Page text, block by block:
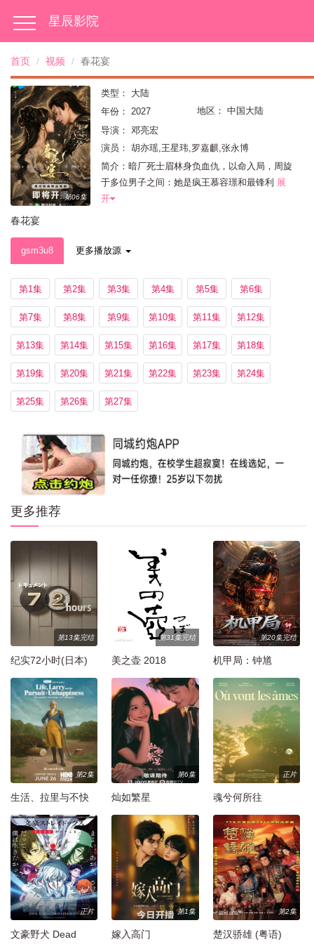
星辰影院
首页 视频 春花宴
第06集
春花宴
类型：
大陆
年份：
2027 地区：
中国大陆
导演：
邓亮宏
演员：
胡亦瑶,王星玮,罗嘉麒,张永博
简介：暗厂死士眉林身负血仇，以命入局，周旋
于多位男子之间：她是疯王慕容璟和最锋利 展
开
gsm3u8 更多播放源
第1集 第2集 第3集 第4集 第5集 第6集
第7集 第8集 第9集 第10集 第11集 第12集
第13集 第14集 第15集 第16集 第17集 第18集
第19集 第20集 第21集 第22集 第23集 第24集
第25集 第26集 第27集
更多推荐
第13集完结
纪实72小时(日本)
第31集完结
美之壶 2018
第20集完结
机甲局：钟馗
第2集
生活、拉里与不快
国史
第6集
灿如繁星
正片
魂兮何所往
正片
文豪野犬 Dead
第1集
嫁入高门
第2集
楚汉骄雄 (粤语)